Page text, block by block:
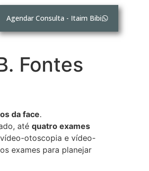
Agendar Consulta - Itaim Bibi
Fontes
da face.
até quatro exames
otoscopia e vídeo-
exames para planejar